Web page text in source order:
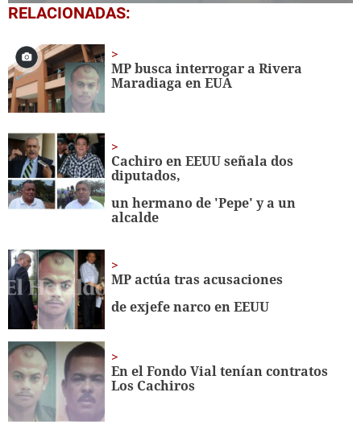
0
seconds
minute,
49
seconds
RELACIONADAS:
MP busca interrogar a Rivera
Maradiaga en EUA
Cachiro en EEUU señala dos
diputados,
un hermano de 'Pepe' y a un
alcalde
MP actúa tras acusaciones
de exjefe narco en EEUU
En el Fondo Vial tenían contratos
Los Cachiros